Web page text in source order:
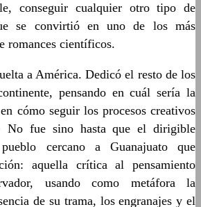
conseguir cualquier otro tipo de
se convirtió en uno de los más
romances científicos.
a América. Dedicó el resto de los
pensando en cuál sería la
cómo seguir los procesos creativos
No fue sino hasta que el dirigible
cercano a Guanajuato que
aquella crítica al pensamiento
usando como metáfora la
de su trama, los engranajes y el